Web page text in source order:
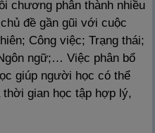
chương phân thành nhiều
đề gần gũi với cuộc
Công việc; Trạng thái;
ngữ;… Việc phân bổ
giúp người học có thể
gian học tập hợp lý,